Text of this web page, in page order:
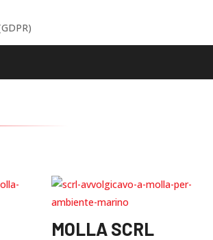
MOLLA SCRL